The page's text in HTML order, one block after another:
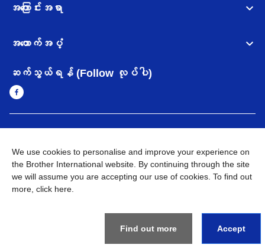
အကြောင်းအရာ
အထောက်အပံ့
ဆက်သွယ်ရန် (Follow လုပ်ပါ)
အချက်အလက်မူဝါဒ အသုံးပြုမူဝါဒ
သုံးစွဲရန် ဝက်ဆိုဒ်အညွှန်း
Brother Global ဝက်ဆိုဒ်သို့သွားရန်
We use cookies to personalise and improve your experience on
the Brother International website. By continuing through the site
we will assume you are accepting our use of cookies. To find out
more, click here
Find out more Accept